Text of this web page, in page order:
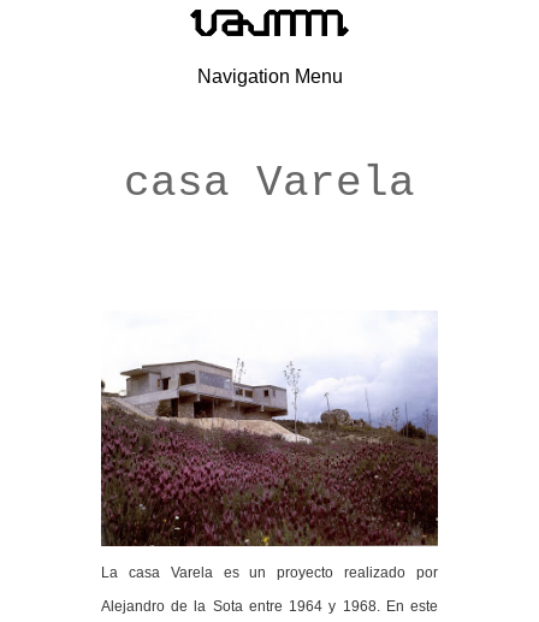
Navigation Menu
casa Varela
La casa Varela es un proyecto realizado por
Alejandro de la Sota entre 1964 y 1968. En este